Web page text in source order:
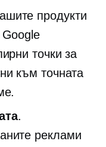
продукти
точки за
към точната
.
реклами